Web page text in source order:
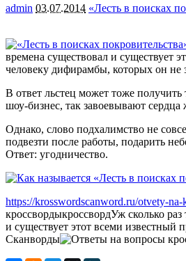
admin 03.07.2014 «Лесть в поисках
времена существовал и существует
человеку дифирамбы, которых он не
В ответ льстец может тоже
шоу-бизнес, так завоевывают
Однако, слово подхалимство не
подвезти после работы, подарить
Ответ: угодничество.
https://krosswordscanword.ru/otvety-
кроссвордыкроссвордУж сколько
и существует этот всеми известный
Сканворды